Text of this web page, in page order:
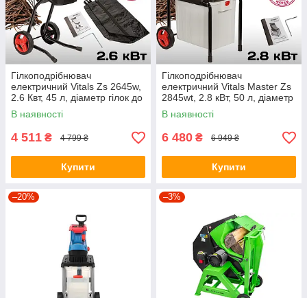
Гілкоподрібнювач
електричний Vitals Zs 2645w,
2.6 Квт, 45 л, діаметр гілок до
45 мм +БЕЗКОШТОВНА
ДОСТАВКА!
В наявності
4 511 ₴ 4 799 ₴
Купити
Гілкоподрібнювач
електричний Vitals Master Zs
2845wt, 2.8 кВт, 50 л, діаметр
гілок – до 45 мм
+БЕЗКОШТОВНА ДОСТАВКА!
В наявності
6 480 ₴ 6 949 ₴
Купити
–20% –3%